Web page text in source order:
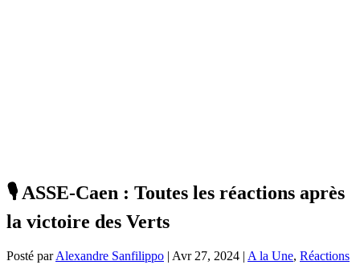
🎙 ASSE-Caen : Toutes les réactions après
la victoire des Verts
Posté parAlexandre Sanfilippo | Avr 27, 2024 | A la Une, Réactions